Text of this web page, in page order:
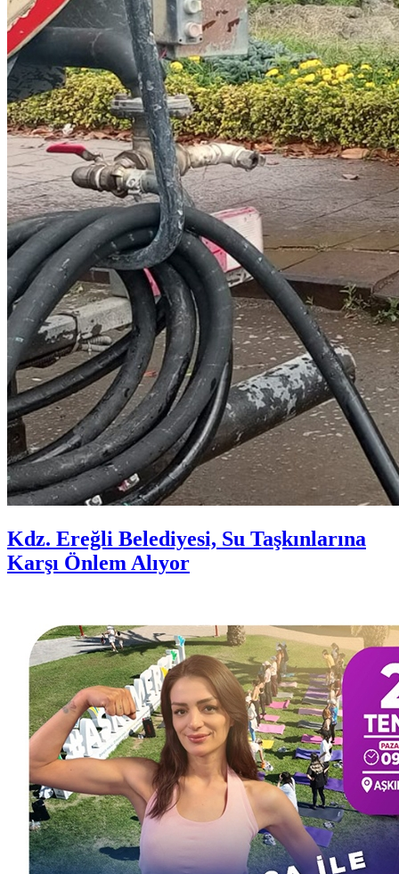
Kdz. Ereğli Belediyesi, Su Taşkınlarına
Karşı Önlem Alıyor